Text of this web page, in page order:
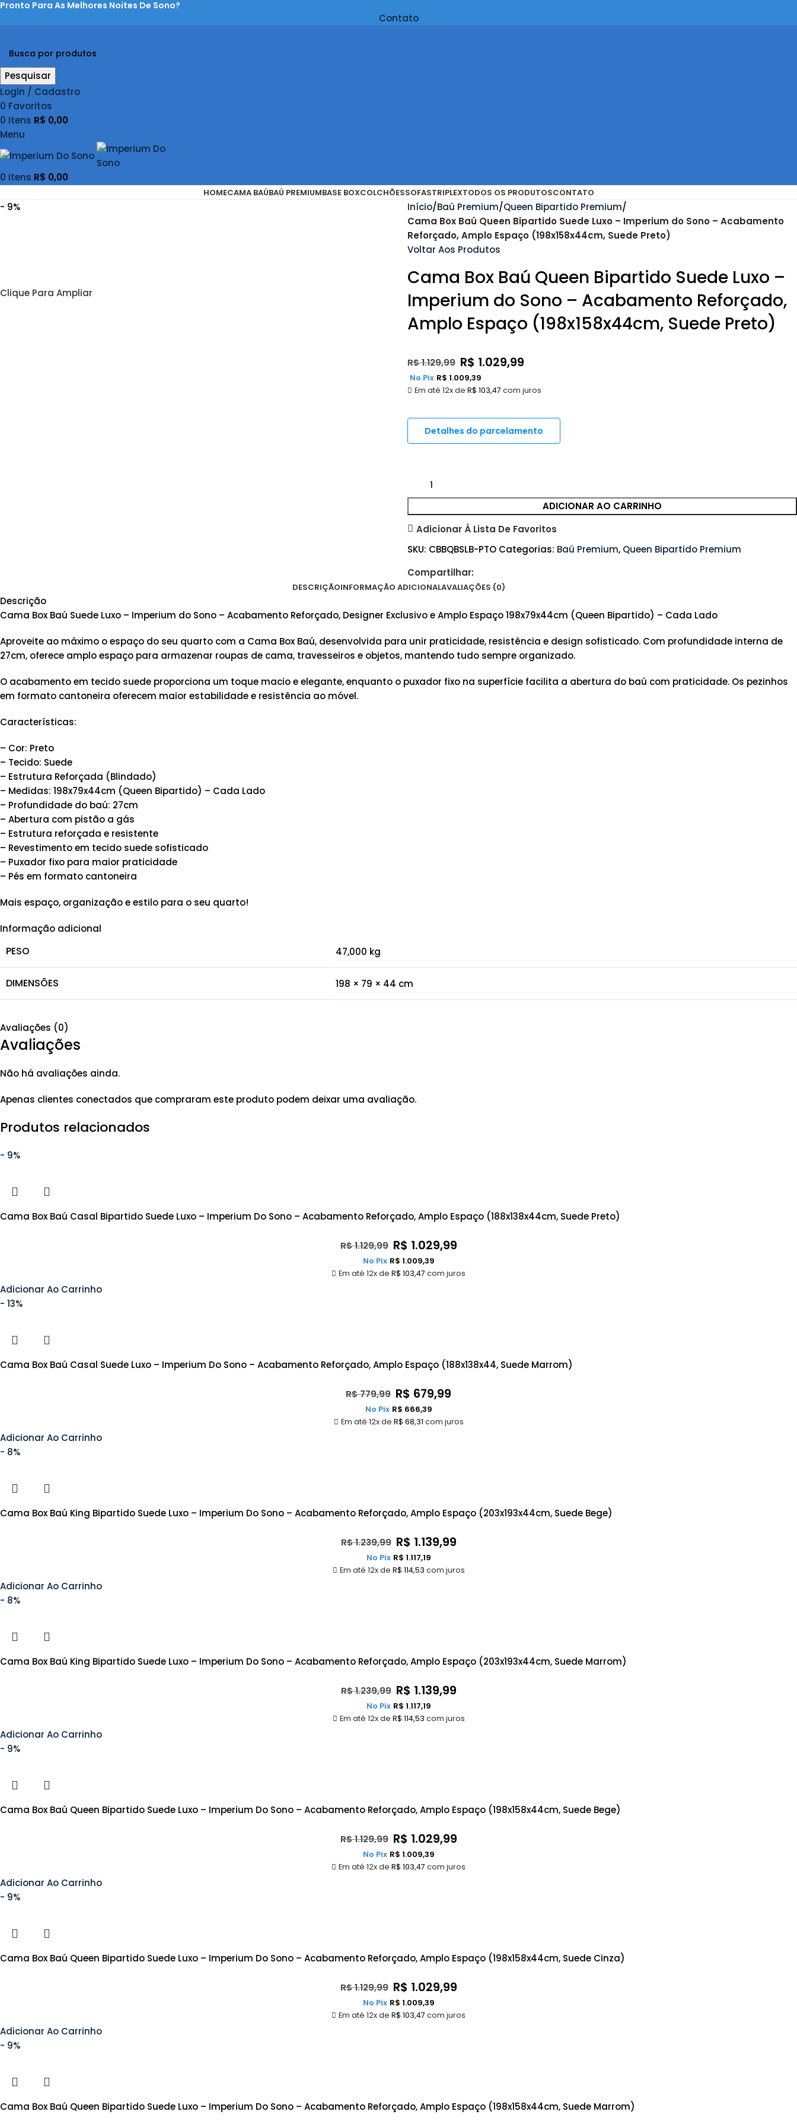
Pronto Para As Melhores Noites De Sono?
Contato
Pesquisar
Login / Cadastro
0 Favoritos
0 Itens R$ 0,00
Menu
0 Itens R$ 0,00
HOMECAMA BAÚBAÚ PREMIUMBASE BOXCOLCHÕESSOFASTRIPLEXTODOS OS PRODUTOSCONTATO
- 9%
Clique Para Ampliar
Início Baú Premium Queen Bipartido Premium
Cama Box Baú Queen Bipartido Suede Luxo – Imperium do Sono – Acabamento
Reforçado, Amplo Espaço (198x158x44cm, Suede Preto)
Voltar Aos Produtos
Cama Box Baú Queen Bipartido Suede Luxo –
Imperium do Sono – Acabamento Reforçado,
Amplo Espaço (198x158x44cm, Suede Preto)
R$1.129,99 R$ 1.029,99
Em até 12x de R$ 103,47 com juros
No Pix R$ 1.009,39
Detalhes do parcelamento
ADICIONAR AO CARRINHO
Adicionar À Lista De Favoritos
SKU: CBBQBSLB-PTO Categorias: Baú Premium, Queen Bipartido Premium
Compartilhar:
DESCRIÇÃOINFORMAÇÃO ADICIONALAVALIAÇÕES (0)
Descrição
Cama Box Baú Suede Luxo – Imperium do Sono – Acabamento Reforçado, Designer Exclusivo e Amplo Espaço 198x79x44cm (Queen Bipartido) – Cada Lado
Aproveite ao máximo o espaço do seu quarto com a Cama Box Baú, desenvolvida para unir praticidade, resistência e design sofisticado. Com profundidade interna de
27cm, oferece amplo espaço para armazenar roupas de cama, travesseiros e objetos, mantendo tudo sempre organizado.
O acabamento em tecido suede proporciona um toque macio e elegante, enquanto o puxador fixo na superfície facilita a abertura do baú com praticidade. Os pezinhos
em formato cantoneira oferecem maior estabilidade e resistência ao móvel.
Características:
– Cor: Preto
– Tecido: Suede
– Estrutura Reforçada (Blindado)
– Medidas: 198x79x44cm (Queen Bipartido) – Cada Lado
– Profundidade do baú: 27cm
– Abertura com pistão a gás
– Estrutura reforçada e resistente
– Revestimento em tecido suede sofisticado
– Puxador fixo para maior praticidade
– Pés em formato cantoneira
Mais espaço, organização e estilo para o seu quarto!
Informação adicional
PESO 47,000 kg
DIMENSÕES 198 × 79 × 44 cm
Avaliações (0)
Avaliações
Não há avaliações ainda.
Apenas clientes conectados que compraram este produto podem deixar uma avaliação.
Produtos relacionados
- 9%
Cama Box Baú Casal Bipartido Suede Luxo – Imperium Do Sono – Acabamento Reforçado, Amplo Espaço (188x138x44cm, Suede Preto)
R$1.129,99 R$ 1.029,99
Em até 12x de R$ 103,47 com juros
No Pix R$ 1.009,39
Adicionar Ao Carrinho
- 13%
Cama Box Baú Casal Suede Luxo – Imperium Do Sono – Acabamento Reforçado, Amplo Espaço (188x138x44, Suede Marrom)
R$779,99 R$ 679,99
Em até 12x de R$ 68,31 com juros
No Pix R$ 666,39
Adicionar Ao Carrinho
- 8%
Cama Box Baú King Bipartido Suede Luxo – Imperium Do Sono – Acabamento Reforçado, Amplo Espaço (203x193x44cm, Suede Bege)
R$1.239,99 R$ 1.139,99
Em até 12x de R$ 114,53 com juros
No Pix R$ 1.117,19
Adicionar Ao Carrinho
- 8%
Cama Box Baú King Bipartido Suede Luxo – Imperium Do Sono – Acabamento Reforçado, Amplo Espaço (203x193x44cm, Suede Marrom)
R$1.239,99 R$ 1.139,99
Em até 12x de R$ 114,53 com juros
No Pix R$ 1.117,19
Adicionar Ao Carrinho
- 9%
Cama Box Baú Queen Bipartido Suede Luxo – Imperium Do Sono – Acabamento Reforçado, Amplo Espaço (198x158x44cm, Suede Bege)
R$1.129,99 R$ 1.029,99
Em até 12x de R$ 103,47 com juros
No Pix R$ 1.009,39
Adicionar Ao Carrinho
- 9%
Cama Box Baú Queen Bipartido Suede Luxo – Imperium Do Sono – Acabamento Reforçado, Amplo Espaço (198x158x44cm, Suede Cinza)
R$1.129,99 R$ 1.029,99
Em até 12x de R$ 103,47 com juros
No Pix R$ 1.009,39
Adicionar Ao Carrinho
- 9%
Cama Box Baú Queen Bipartido Suede Luxo – Imperium Do Sono – Acabamento Reforçado, Amplo Espaço (198x158x44cm, Suede Marrom)